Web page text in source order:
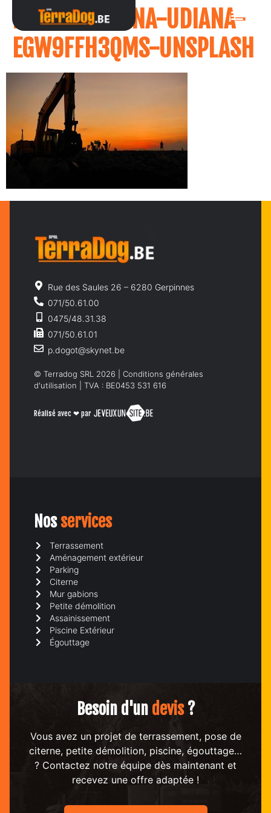
I-MADE-KRISNA-UDIANA-
EGW9FFH3QMS-UNSPLASH
Rue des Saules 26 – 6280 Gerpinnes
071/50.61.00
0475/48.31.38
071/50.61.01
p.dogot@skynet.be
© Terradog SRL 2026 | Conditions générales
d'utilisation | TVA : BE0453 531 616
Réalisé avec ❤ par
Nosservices
Terrassement
Aménagement extérieur
Parking
Citerne
Mur gabions
Petite démolition
Assainissement
Piscine Extérieur
Égouttage
Besoin d'un devis?
Vous avez un projet de terrassement, pose de
citerne, petite démolition, piscine, égouttage…
? Contactez notre équipe dès maintenant et
recevez une offre adaptée !